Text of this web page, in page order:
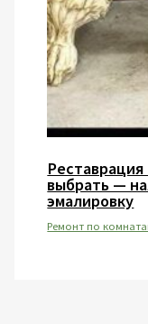
выбрать —
эмалировку
Ремонт по